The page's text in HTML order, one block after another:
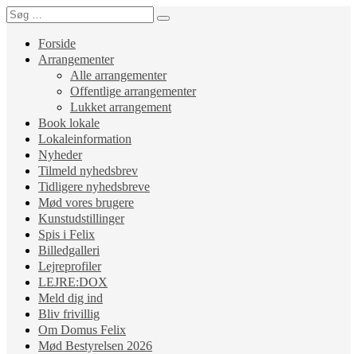
Forside
Arrangementer
Alle arrangementer
Offentlige arrangementer
Lukket arrangement
Book lokale
Lokaleinformation
Nyheder
Tilmeld nyhedsbrev
Tidligere nyhedsbreve
Mød vores brugere
Kunstudstillinger
Spis i Felix
Billedgalleri
Lejreprofiler
LEJRE:DOX
Meld dig ind
Bliv frivillig
Om Domus Felix
Mød Bestyrelsen 2026